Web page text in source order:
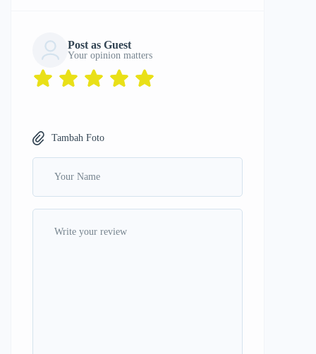
Post as Guest
Your opinion matters
Tambah Foto